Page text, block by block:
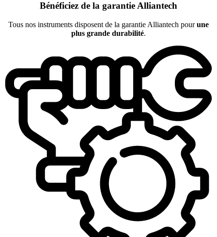
Bénéficiez de la garantie Alliantech
Tous nos instruments disposent de la garantie Alliantech pourune
plus grande durabilité.